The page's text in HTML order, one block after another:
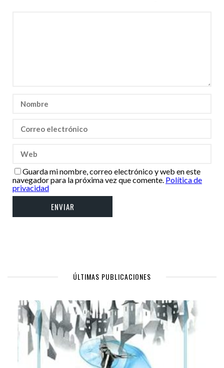
Guarda mi nombre, correo electrónico y web en este
navegador para la próxima vez que comente. Política de
privacidad
ÚLTIMAS PUBLICACIONES